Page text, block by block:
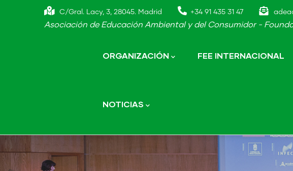
C/Gral. Lacy, 3, 28045. Madrid +34 91 435 31 47
Asociación de Educación Ambiental y del Consumidor -
navigation
ORGANIZACIÓN FEE INTERNACIONAL
NOTICIAS